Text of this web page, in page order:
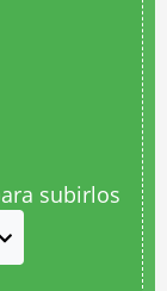
subirlos